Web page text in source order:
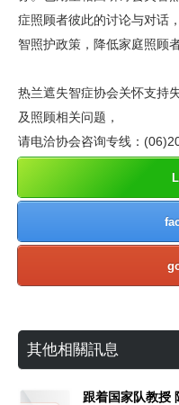
症照顾者彼此的讨论与对话
智照护政策，降低家庭照顾
热兰遮失智症协会关怀支持
及照顾相关问题，
请电洽协会咨询专线：
其他相關訊息
跟着国家队教授